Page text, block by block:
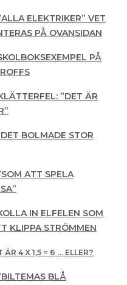
ELEKTRIKER” VET
PÅ OVANSIDAN
PÅ
”DET ÄR
BOLMADE STOR
ATT SPELA
IN ELFELEN SOM
KLIPPA STRÖMMEN
ÄR 4 X 1,5 = 6 … ELLER?
BLÅ